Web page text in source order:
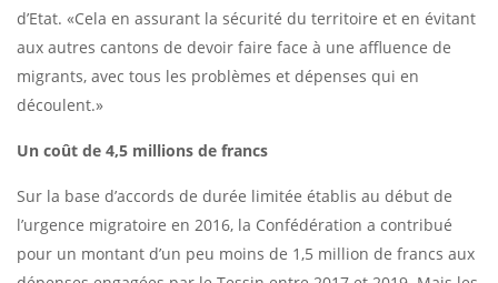
d’Etat. «Cela en assurant la sécurité du territoire et en évitant
aux autres cantons de devoir faire face à une affluence de
migrants, avec tous les problèmes et dépenses qui en
découlent.»
Un coût de 4,5 millions de francs
Sur la base d’accords de durée limitée établis au début de
l’urgence migratoire en 2016, la Confédération a contribué
pour un montant d’un peu moins de 1,5 million de francs aux